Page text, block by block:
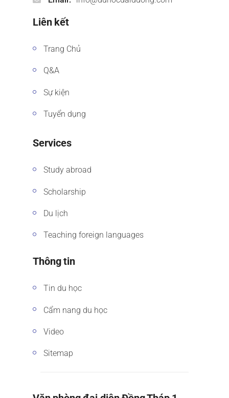
Liên kết
Trang Chủ
Q&A
Sự kiện
Tuyển dụng
Services
Study abroad
Scholarship
Du lịch
Teaching foreign languages
Thông tin
Tin du học
Cẩm nang du học
Video
Sitemap